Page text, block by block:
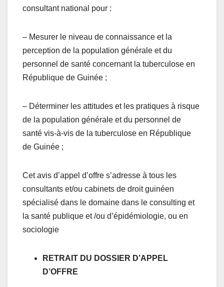
consultant national pour :
– Mesurer le niveau de connaissance et la
perception de la population générale et du
personnel de santé concernant la tuberculose en
République de Guinée ;
– Déterminer les attitudes et les pratiques à risque
de la population générale et du personnel de
santé vis-à-vis de la tuberculose en République
de Guinée ;
Cet avis d’appel d’offre s’adresse à tous les
consultants et/ou cabinets de droit guinéen
spécialisé dans le domaine dans le consulting et
la santé publique et /ou d’épidémiologie, ou en
sociologie
RETRAIT DU DOSSIER D’APPEL
D’OFFRE